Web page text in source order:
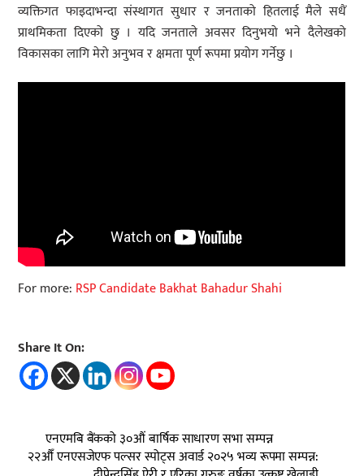
व्यक्तिगत फाइदाभन्दा संस्थागत सुधार र जनताको हितलाई मैले सधैं
प्राथमिकता दिएको छु । यदि जनताले अवसर दिनुभयो भने दैलेखको
विकासका लागि मेरो अनुभव र क्षमता पूर्ण रूपमा प्रयोग गर्नेछु ।
For more: RSP Candidate Bakhat Bahadur Shahi
Share It On:
एनएमबि बैंकको ३०औं बार्षिक साधारण सभा सम्पन्न
२२औँ एनएसजेएफ पल्सर स्पोट्स अवार्ड २०२५ भव्य रूपमा सम्पन्न: